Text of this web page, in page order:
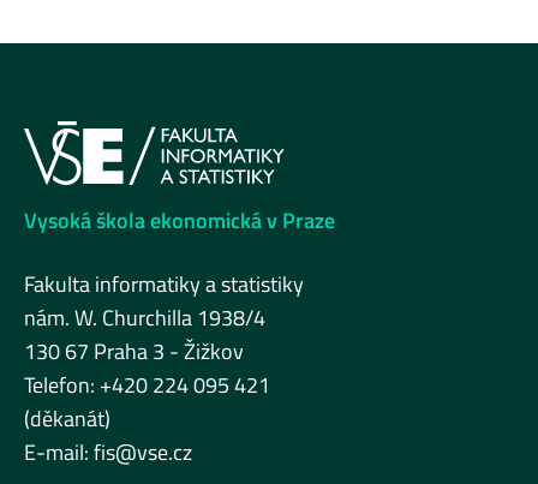
Vysoká škola ekonomická v Praze
Fakulta informatiky a statistiky
nám. W. Churchilla 1938/4
130 67 Praha 3 - Žižkov
Telefon: +420 224 095 421
(děkanát)
E-mail:fis@vse.cz